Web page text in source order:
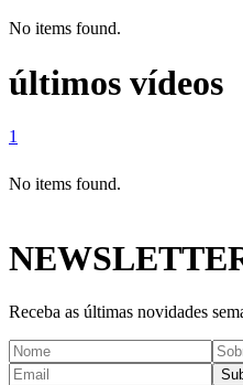
No items found.
últimos vídeos
1
No items found.
Receba as últimas novidades